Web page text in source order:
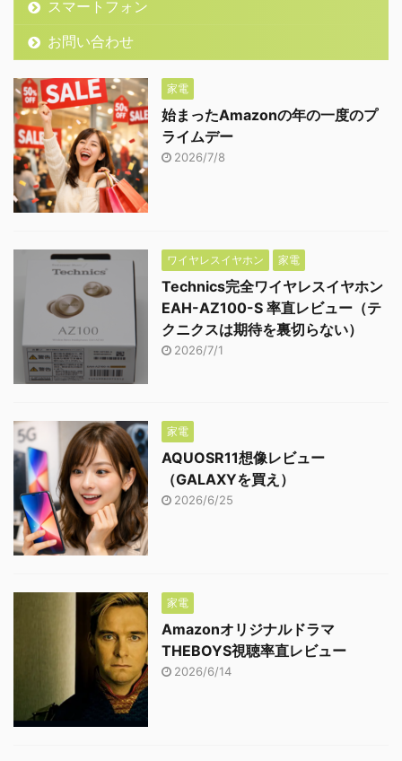
スマートフォン
お問い合わせ
家電
始まったAmazonの年の一度のプ
ライムデー
2026/7/8
ワイヤレスイヤホン 家電
Technics完全ワイヤレスイヤホン
EAH-AZ100-S 率直レビュー（テ
クニクスは期待を裏切らない）
2026/7/1
家電
AQUOSR11想像レビュー
（GALAXYを買え）
2026/6/25
家電
Amazonオリジナルドラマ
THEBOYS視聴率直レビュー
2026/6/14